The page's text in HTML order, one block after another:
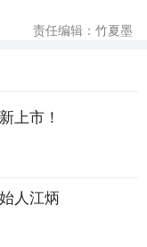
责任编辑：竹夏墨
上市！
人江炳